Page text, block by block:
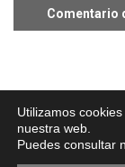
Aviso legal·
Utilizamos
nuestra web.
Puedes consultar